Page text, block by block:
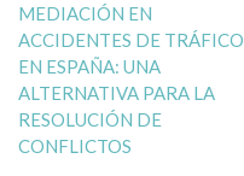
MEDIACIÓN EN
ACCIDENTES DE TRÁFICO
EN ESPAÑA: UNA
ALTERNATIVA PARA LA
RESOLUCIÓN DE
CONFLICTOS